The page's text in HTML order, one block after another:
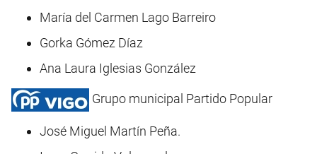
María del Carmen Lago Barreiro
Gorka Gómez Díaz
Ana Laura Iglesias González
Grupo municipal Partido Popular
José Miguel Martín Peña.